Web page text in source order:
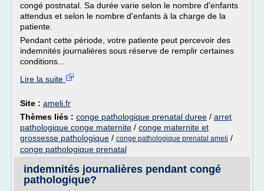
congé postnatal. Sa durée varie selon le nombre d'enfants
attendus et selon le nombre d'enfants à la charge de la
patiente.
Pendant cette période, votre patiente peut percevoir des
indemnités journalières sous réserve de remplir certaines
conditions...
Lire la suite
Site : ameli.fr
Thèmes liés : conge pathologique prenatal duree / arret
pathologique conge maternite / conge maternite et
grossesse pathologique / conge pathologique prenatal ameli /
conge pathologique prenatal
indemnités journalières pendant congé
pathologique?